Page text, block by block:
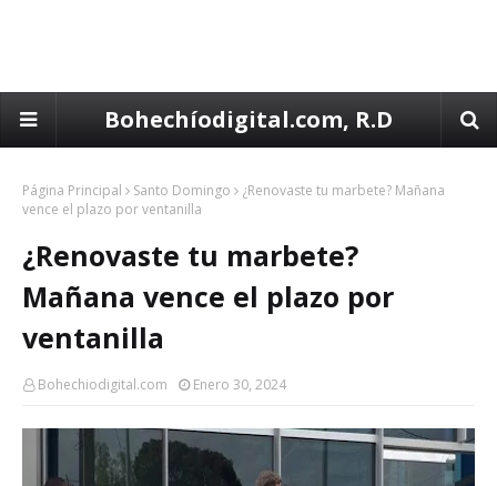
Bohechíodigital.com, R.D
Página Principal Santo Domingo
¿Renovaste tu marbete? Mañana
vence el plazo por ventanilla
¿Renovaste tu marbete?
Mañana vence el plazo por
ventanilla
Bohechiodigital.com Enero 30, 2024